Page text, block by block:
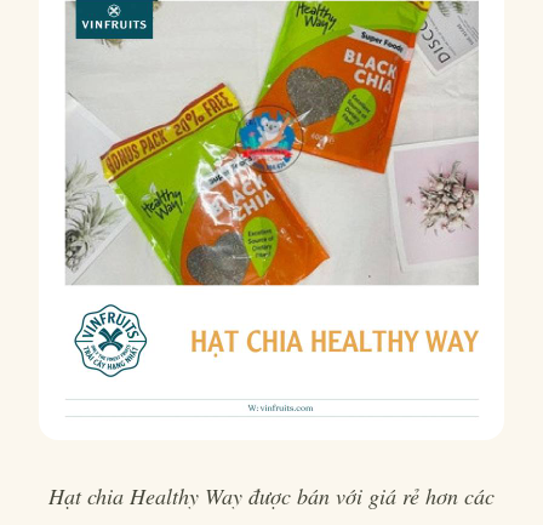
Hạt chia Healthy Way được bán với giá rẻ hơn các